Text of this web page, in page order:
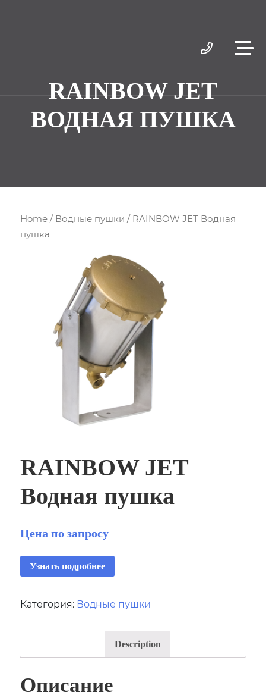
RAINBOW JET
ВОДНАЯ ПУШКА
Home / Водные пушки / RAINBOW JET Водная
пушка
RAINBOW JET
Водная пушка
Цена по запросу
Узнать подробнее
Категория: Водные пушки
Description
Описание